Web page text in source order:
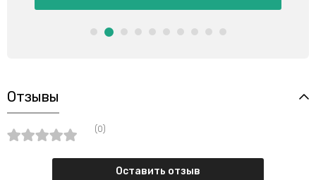
Отзывы
(0)
Оставить отзыв